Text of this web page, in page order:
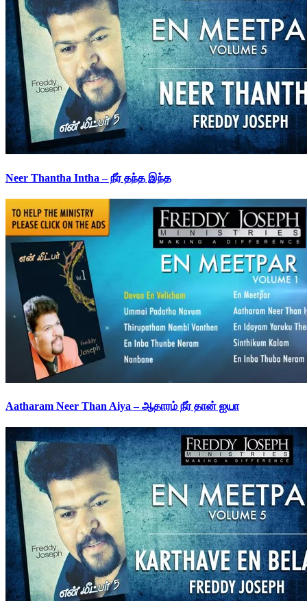
Neer Thantha Intha – நீர் தந்த இந்த
Aatharam Neer Than Aiya – ஆதாரம் நீர் தான் ஐயா